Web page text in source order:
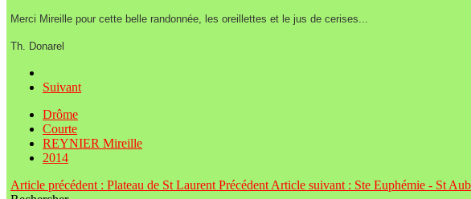
Merci Mireille pour cette belle randonnée, les oreillettes et le jus de cerises...
Th. Donarel
Suivant
Drôme
Courte
REYNIER Mireille
2014
Article précédent : Plateau de St Laurent Précédent Article suivant : Ste Euphémie - St